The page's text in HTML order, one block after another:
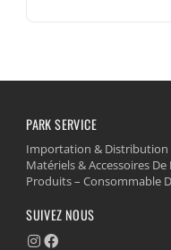
PARK SERVICE
Importation & Distribution
Matériels & Accessoires
Produits – Consommable
SUIVEZ NOUS